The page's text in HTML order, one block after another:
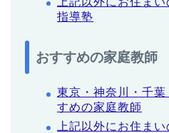
指導塾
おすすめの家庭教師
東京・神奈川・千
すめの家庭教師
上記以外にお住ま